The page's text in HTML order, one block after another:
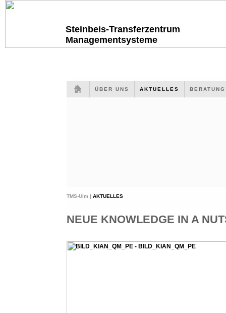
Steinbeis-Transferzentrum
Managementsysteme
ÜBER UNS AKTUELLES
TMS-Ulm | AKTUELLES
NEUE KNOWLEDGE IN A